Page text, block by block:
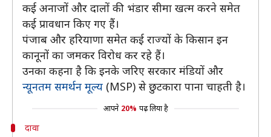
कई अनाजों और दालों की भंडार सीमा खत्म करने समेत
कई प्रावधान किए गए हैं।
पंजाब और हरियाणा समेत कई राज्यों के किसान इन
कानूनों का जमकर विरोध कर रहे हैं।
उनका कहना है कि इनके जरिए सरकार मंडियों और
न्यूनतम समर्थन मूल्य (MSP) से छुटकारा पाना चाहती है।
आपने 20% पढ़ लिया है
दावा